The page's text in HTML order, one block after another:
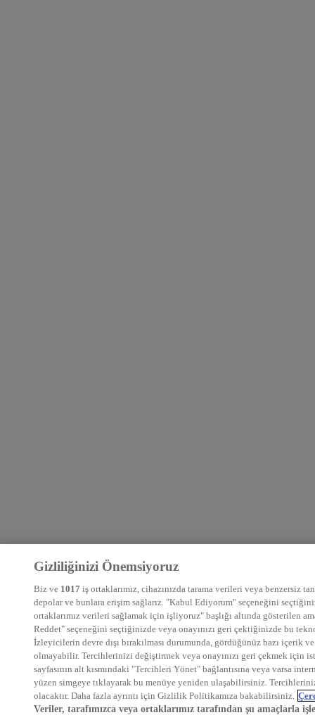
Gizliliğinizi Önemsiyoruz
Biz ve 1017 iş ortaklarımız, cihazınızda tarama verileri veya benzersiz
depolar ve bunlara erişim sağlarız. "Kabul Ediyorum" seçeneğini
ortaklarımız verileri sağlamak için işliyoruz" başlığı altında gösterilen
Reddet" seçeneğini seçtiğinizde veya onayınızı geri çektiğinizde bu
İzleyicilerin devre dışı bırakılması durumunda, gördüğünüz bazı içerik
olmayabilir. Tercihlerinizi değiştirmek veya onayınızı geri çekmek için
sayfasının alt kısmındaki "Tercihleri Yönet" bağlantısına veya varsa
yüzen simgeye tıklayarak bu menüye yeniden ulaşabilirsiniz.
olacaktır. Daha fazla ayrıntı için Gizlilik Politikamıza bakabilirsiniz.
Veriler, tarafımızca veya ortaklarımız tarafından şu amaçlarla